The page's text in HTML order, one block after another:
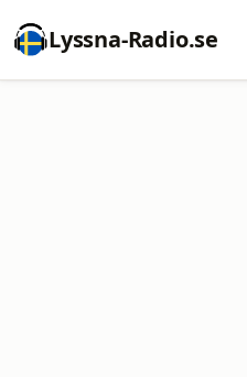
Lyssna-Radio.se